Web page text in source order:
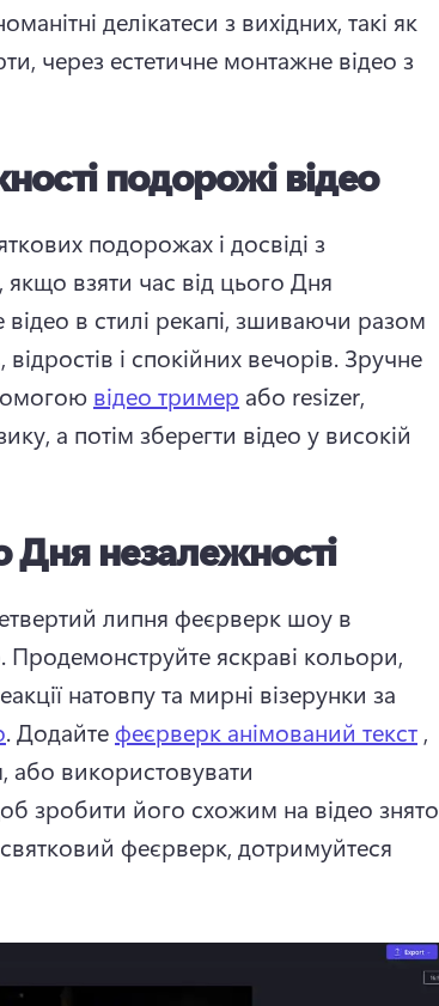
делікатеси з вихідних, такі як
через естетичне монтажне відео з
подорожі відео
подорожах і досвіді з
, якщо взяти час від цього Дня
в стилі рекапі, зшиваючи разом
і спокійних вечорів. Зручне
відео тример або resizer,
а потім зберегти відео у високій
незалежності
липня феєрверк шоу в
Продемонструйте яскраві кольори,
натовпу та мирні візерунки за
. Додайте феєрверк анімований текст ,
або використовувати
зробити його схожим на відео знято
феєрверк, дотримуйтеся